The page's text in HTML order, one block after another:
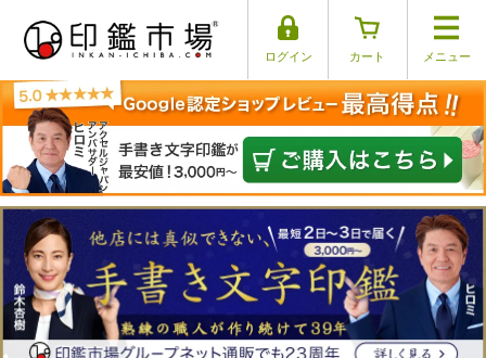
ログイン カート メニュー